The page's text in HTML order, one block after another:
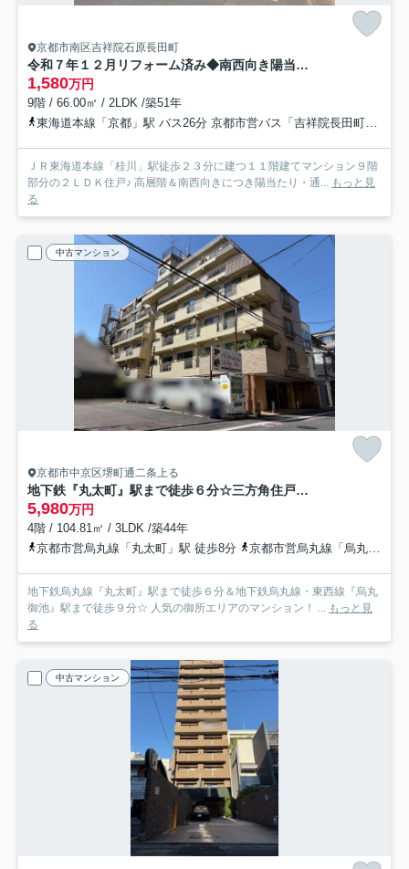
京都市南区吉祥院石原長田町
令和７年１２月リフォーム済み◆南西向き陽当たり良好２ＬＤＫ◆桂川ハイツ２号館
1,580万円
9階 / 66.00㎡ / 2LDK /築51年
東海道本線「京都」駅 バス26分 京都市営バス「吉祥院長田町」 停歩3分
ＪＲ東海道本線「桂川」駅徒歩２３分に建つ１１階建てマンション９階
部分の２ＬＤＫ住戸♪ 高層階＆南西向きにつき陽当たり・通... もっと見
る
中古マンション
京都市中京区堺町通二条上る
地下鉄『丸太町』駅まで徒歩６分☆三方角住戸で陽当たり良好☆堺町ジュエリーハイツ
5,980万円
4階 / 104.81㎡ / 3LDK /築44年
京都市営烏丸線「丸太町」駅 徒歩8分
京都市営烏丸線「烏丸御池」駅 徒歩9分
地下鉄烏丸線『丸太町』駅まで徒歩６分＆地下鉄烏丸線・東西線『烏丸
御池』駅まで徒歩９分☆ 人気の御所エリアのマンション！ ... もっと見
る
中古マンション